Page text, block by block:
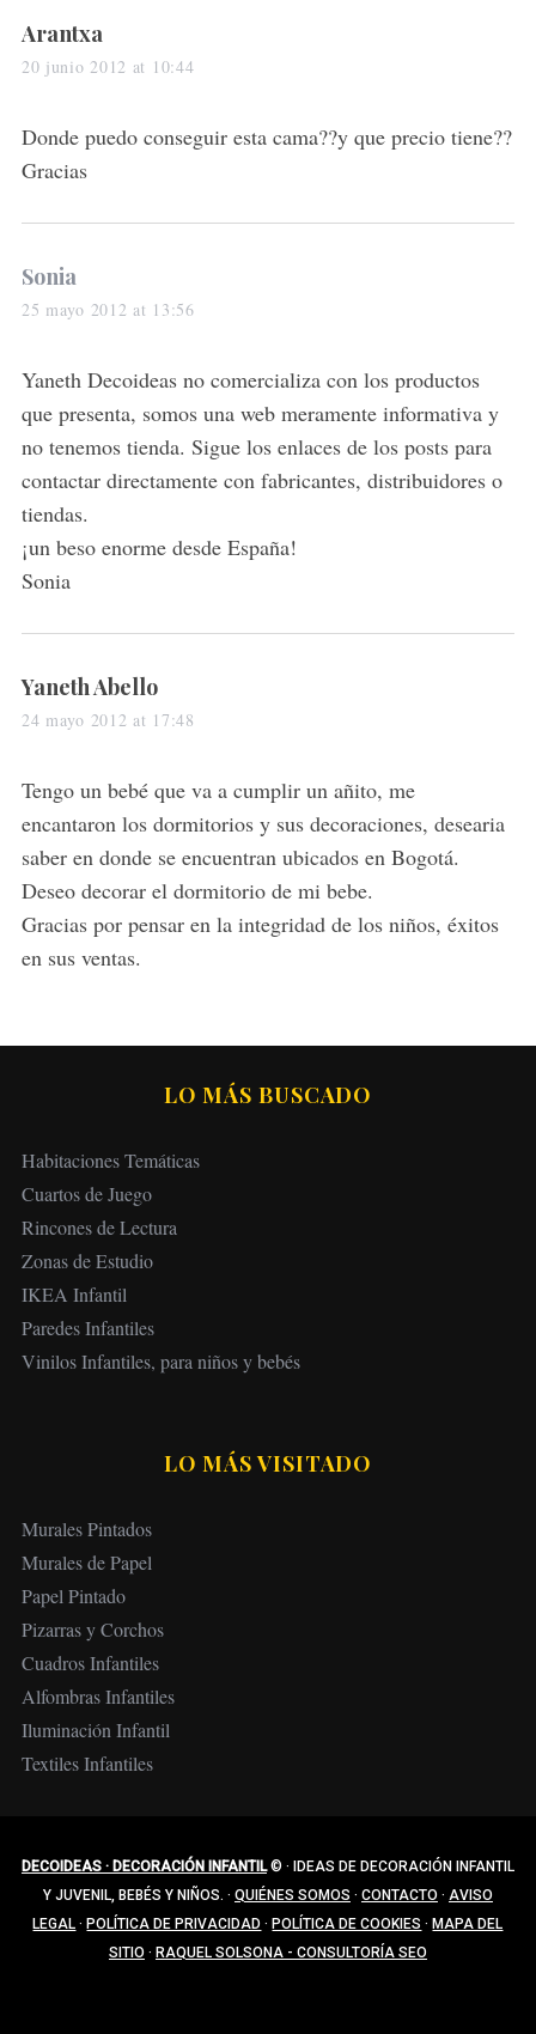
s
a
s
:
Arantxa
20 junio 2012 at 10:44
Donde puedo conseguir esta cama??y que precio tiene??
Gracias
s
a
s
:
Sonia
25 mayo 2012 at 13:56
Yaneth Decoideas no comercializa con los productos
que presenta, somos una web meramente informativa y
no tenemos tienda. Sigue los enlaces de los posts para
contactar directamente con fabricantes, distribuidores o
tiendas.
¡un beso enorme desde España!
Sonia
s
a
s
:
Yaneth Abello
24 mayo 2012 at 17:48
Tengo un bebé que va a cumplir un añito, me
encantaron los dormitorios y sus decoraciones, desearia
saber en donde se encuentran ubicados en Bogotá.
Deseo decorar el dormitorio de mi bebe.
Gracias por pensar en la integridad de los niños, éxitos
en sus ventas.
LO MÁS BUSCADO
Habitaciones Temáticas
Cuartos de Juego
Rincones de Lectura
Zonas de Estudio
IKEA Infantil
Paredes Infantiles
Vinilos Infantiles, para niños y bebés
LO MÁS VISITADO
Murales Pintados
Murales de Papel
Papel Pintado
Pizarras y Corchos
Cuadros Infantiles
Alfombras Infantiles
Iluminación Infantil
Textiles Infantiles
DECOIDEAS · DECORACIÓN INFANTIL© · IDEAS DE DECORACIÓN INFANTIL
Y JUVENIL, BEBÉS Y NIÑOS. · QUIÉNES SOMOS · CONTACTO · AVISO
LEGAL · POLÍTICA DE PRIVACIDAD · POLÍTICA DE COOKIES · MAPA DEL
SITIO · RAQUEL SOLSONA - CONSULTORÍA SEO